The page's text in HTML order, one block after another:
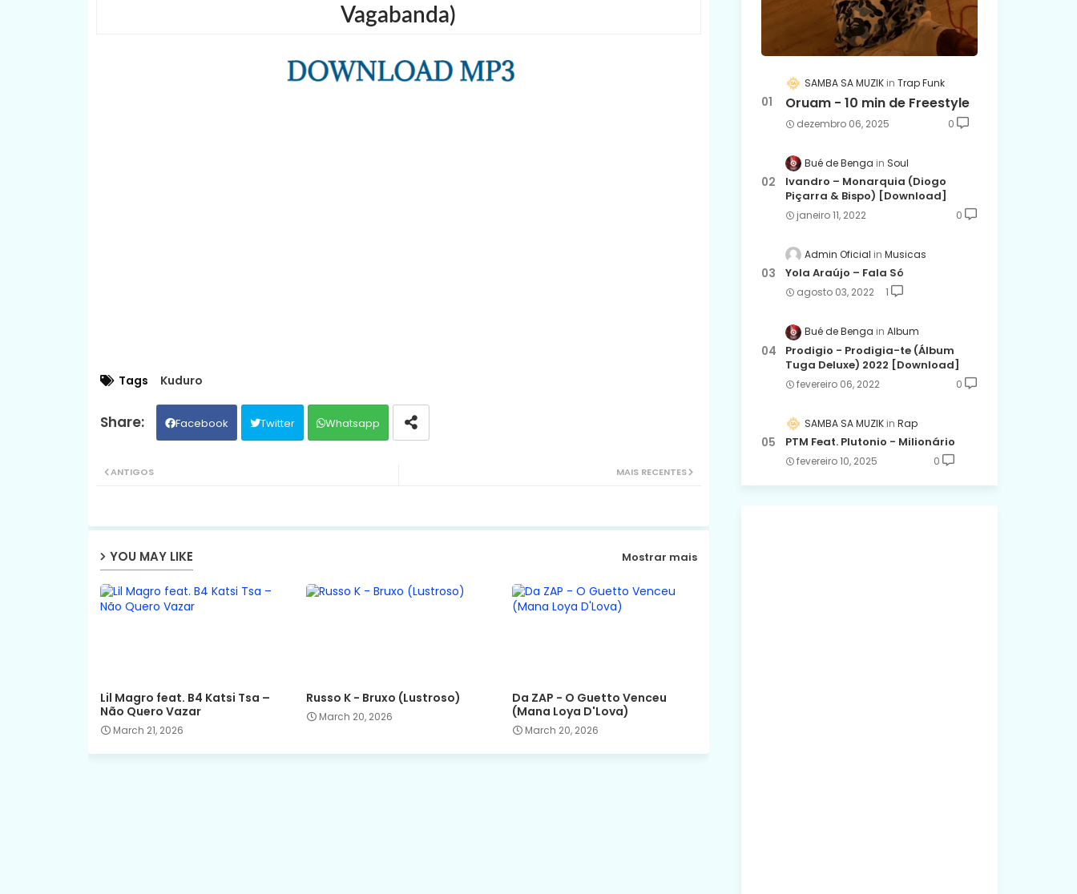
Vagabanda)
Tags Kuduro
Facebook Twitter Whatsapp
MAIS RECENTES
ANTIGOS
YOU MAY LIKE Mostrar mais
Lil Magro feat. B4 Katsi Tsa –
Não Quero Vazar
March 21, 2026
Russo K - Bruxo (Lustroso)
March 20, 2026
Da ZAP - O Guetto Venceu
(Mana Loya D'Lova)
March 20, 2026
SAMBA SA MUZIK Trap Funk
Oruam - 10 min de Freestyle
dezembro 06, 2025 0
Bué de Benga Soul
Ivandro – Monarquia (Diogo
Piçarra & Bispo) [Download]
janeiro 11, 2022 0
Admin Oficial Musicas
Yola Araújo – Fala Só
agosto 03, 2022 1
Bué de Benga Album
Prodigio - Prodigia-te (Álbum
Tuga Deluxe) 2022 [Download]
fevereiro 06, 2022 0
SAMBA SA MUZIK Rap
PTM Feat. Plutonio - Milionário
fevereiro 10, 2025 0